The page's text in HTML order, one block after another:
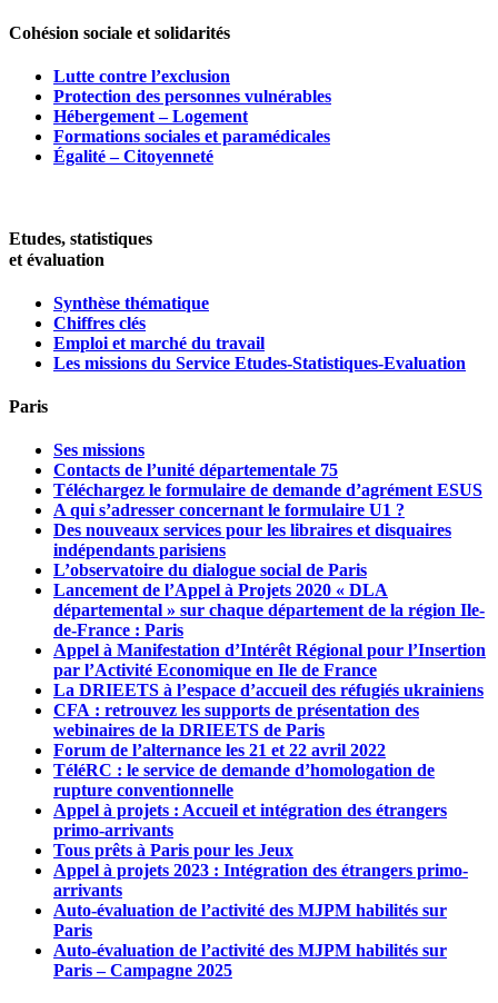
Cohésion sociale et solidarités
Lutte contre l’exclusion
Protection des personnes vulnérables
Hébergement – Logement
Formations sociales et paramédicales
Égalité – Citoyenneté
Etudes, statistiques
et évaluation
Synthèse thématique
Chiffres clés
Emploi et marché du travail
Les missions du Service Etudes-Statistiques-Evaluation
Paris
Ses missions
Contacts de l’unité départementale 75
Téléchargez le formulaire de demande d’agrément ESUS
A qui s’adresser concernant le formulaire U1 ?
Des nouveaux services pour les libraires et disquaires
indépendants parisiens
L’observatoire du dialogue social de Paris
Lancement de l’Appel à Projets 2020 « DLA
départemental » sur chaque département de la région Ile-
de-France : Paris
Appel à Manifestation d’Intérêt Régional pour l’Insertion
par l’Activité Economique en Ile de France
La DRIEETS à l’espace d’accueil des réfugiés ukrainiens
CFA : retrouvez les supports de présentation des
webinaires de la DRIEETS de Paris
Forum de l’alternance les 21 et 22 avril 2022
TéléRC : le service de demande d’homologation de
rupture conventionnelle
Appel à projets : Accueil et intégration des étrangers
primo-arrivants
Tous prêts à Paris pour les Jeux
Appel à projets 2023 : Intégration des étrangers primo-
arrivants
Auto-évaluation de l’activité des MJPM habilités sur
Paris
Auto-évaluation de l’activité des MJPM habilités sur
Paris – Campagne 2025